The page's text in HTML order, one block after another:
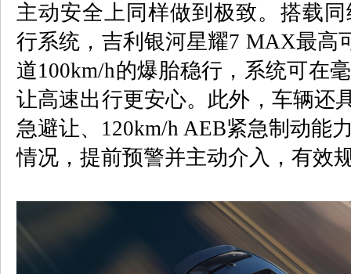
主动安全上同样做到极致。搭载
行系统，吉利银河星耀7 MAX最高
道100km/h的爆胎稳行，系统可在
让高速出行更安心。此外，车辆还
急避让、 120km/h AEB紧急制动能
情况，提前预警并主动介入，有效